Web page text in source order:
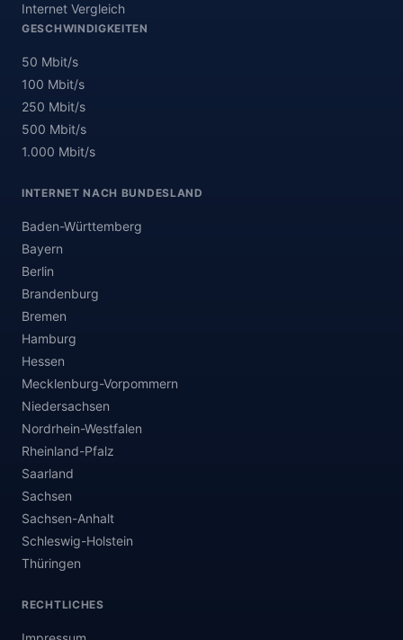
Internet Vergleich
GESCHWINDIGKEITEN
50 Mbit/s
100 Mbit/s
250 Mbit/s
500 Mbit/s
1.000 Mbit/s
INTERNET NACH BUNDESLAND
Baden-Württemberg
Bayern
Berlin
Brandenburg
Bremen
Hamburg
Hessen
Mecklenburg-Vorpommern
Niedersachsen
Nordrhein-Westfalen
Rheinland-Pfalz
Saarland
Sachsen
Sachsen-Anhalt
Schleswig-Holstein
Thüringen
RECHTLICHES